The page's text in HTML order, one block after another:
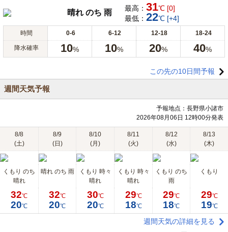
晴れ のち 雨 最高： 31℃ [0]
最低： 22℃ [+4]
時間 0-6 6-12 12-18 18-24
降水確率 10% 10% 20% 40%
この先の10日間予報
週間天気予報
予報地点：長野県小諸市
2026年08月06日 12時00分発表
8/8
(土)
8/9
(日)
8/10
(月)
8/11
(火)
8/12
(水)
8/13
(木)
くもり のち
晴れ
晴れ のち 雨
くもり 時々
晴れ
くもり 時々
晴れ
くもり のち
雨
くもり
32℃
20℃
32℃
20℃
30℃
20℃
29℃
18℃
29℃
18℃
29℃
19℃
週間天気の詳細を見る